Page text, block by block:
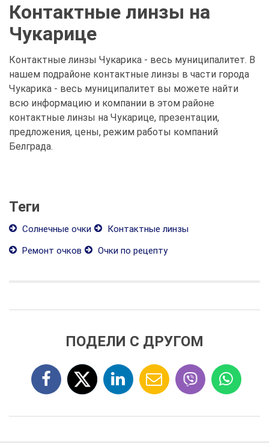
Контактные линзы на
Чукарице
Контактные линзы Чукарика - весь муниципалитет. В
нашем подрайоне контактные линзы в части города
Чукарика - весь муниципалитет вы можете найти
всю информацию и компании в этом районе
контактные линзы на Чукарице, презентации,
предложения, цены, режим работы компаний
Белграда.
Теги
Солнечные очки
Контактные линзы
Ремонт очков
Очки по рецепту
ПОДЕЛИ С ДРУГОМ